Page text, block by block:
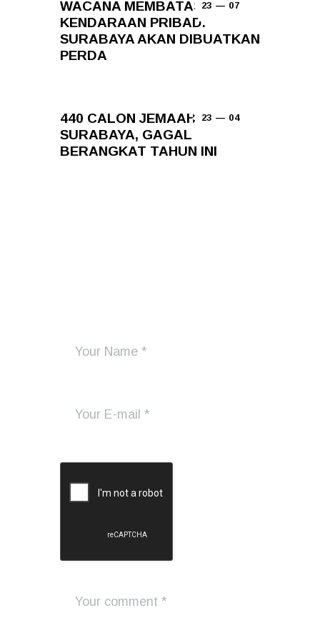
23 — 07
WACANA MEMBATASI
KENDARAAN PRIBADI DI
SURABAYA AKAN DIBUATKAN
PERDA
23 — 04
440 CALON JEMAAH HAJI
SURABAYA, GAGAL
BERANGKAT TAHUN INI